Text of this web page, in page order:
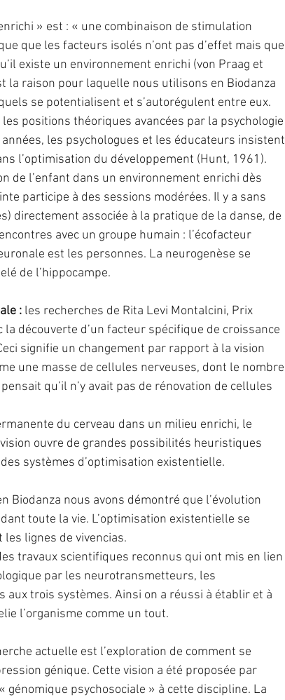
» est : « une combinaison de stimulation
que les facteurs isolés n’ont pas d’effet mais que
existe un environnement enrichi (von Praag et
la raison pour laquelle nous utilisons en Biodanza
se potentialisent et s’autorégulent entre eux.
positions théoriques avancées par la psychologie
les psychologues et les éducateurs insistent
l’optimisation du développement (Hunt, 1961).
de l’enfant dans un environnement enrichi dès
participe à des sessions modérées. Il y a sans
directement associée à la pratique de la danse, de
avec un groupe humain : l’écofacteur
est les personnes. La neurogenèse se
de l’hippocampe.
: les recherches de Rita Levi Montalcini, Prix
découverte d’un facteur spécifique de croissance
signifie un changement par rapport à la vision
une masse de cellules nerveuses, dont le nombre
qu’il n’y avait pas de rénovation de cellules
du cerveau dans un milieu enrichi, le
ouvre de grandes possibilités heuristiques
systèmes d’optimisation existentielle.
Biodanza nous avons démontré que l’évolution
toute la vie. L’optimisation existentielle se
lignes de vivencias.
travaux scientifiques reconnus qui ont mis en lien
par les neurotransmetteurs, les
trois systèmes. Ainsi on a réussi à établir et à
l’organisme comme un tout.
actuelle est l’exploration de comment se
génique. Cette vision a été proposée par
génomique psychosociale » à cette discipline. La